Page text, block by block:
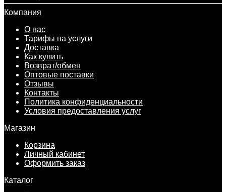
Компания
О нас
Тарифы на услуги
Доставка
Как купить
Возврат/обмен
Оптовые поставки
Отзывы
Контакты
Политика конфиденциальности
Условия предоставления услуг
Магазин
Корзина
Личный кабинет
Оформить заказ
Каталог